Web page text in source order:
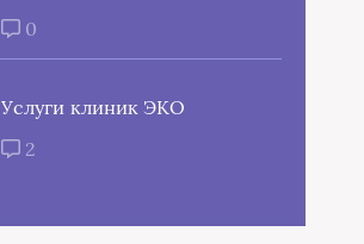
0
Услуги клиник ЭКО
2